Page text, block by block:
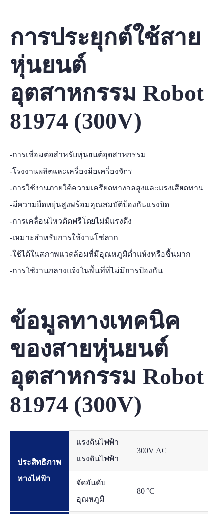
การประยุกต์ใช้สาย
หุ่นยนต์
อุตสาหกรรม Robot
81974 (300V)
-การเชื่อมต่อสำหรับหุ่นยนต์อุตสาหกรรม
-โรงงานผลิตและเครื่องมือเครื่องจักร
-การใช้งานภายใต้ความเครียดทางกลสูงและแรงเสียดทาน
-มีความยืดหยุ่นสูงพร้อมคุณสมบัติป้องกันแรงบิด
-การเคลื่อนไหวดัดฟรีโดยไม่มีแรงดึง
-เหมาะสำหรับการใช้งานโซ่ลาก
-ใช้ได้ในสภาพแวดล้อมที่มีอุณหภูมิต่ำแห้งหรือชื้นมาก
-การใช้งานกลางแจ้งในพื้นที่ที่ไม่มีการป้องกัน
ข้อมูลทางเทคนิค
ของสายหุ่นยนต์
อุตสาหกรรม Robot
81974 (300V)
ประสิทธิภาพ
ทางไฟฟ้า
แรงดันไฟฟ้า
แรงดันไฟฟ้า
300V AC
จัดอันดับ
อุณหภูมิ
80 °C